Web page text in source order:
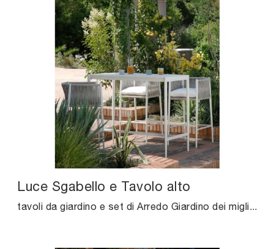
Luce Sgabello e Tavolo alto
tavoli da giardino e set di Arredo Giardino dei migliori produttori: scopri di più sul modello Luce Sgabello e Tavolo alto di Unopiu, clicca subito!